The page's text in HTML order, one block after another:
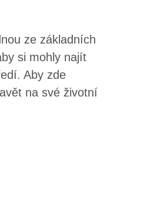
ze základních
si mohly najít
Aby zde
na své životní